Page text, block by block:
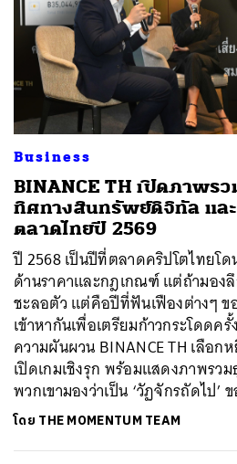
Business
BINANCE TH เปิดภาพร
ทิศทางสินทรัพย์ดิจิทัล แล
ตลาดไทยปี 2569
ปี 2568 เป็นปีที่ตลาดคริปโตไทยโ
ด้านราคาและกฎเกณฑ์ แต่ถ้ามอง
ชะลอตัว แต่คือปีที่ฟันเฟืองต่างๆ ข
เข้าหากันเพื่อเตรียมก้าวกระโดดค
ความผันผวน BINANCE TH เลือก
เปิดเกมเชิงรุก พร้อมแสดงภาพรว
พวกเขามองว่าเป็น ‘วัฏจักรถัดไป’
โดย THE MOMENTUM TEAM
ค้นหา